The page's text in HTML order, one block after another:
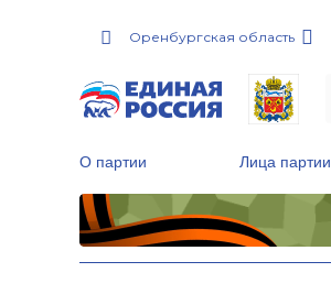
Оренбургская область
О партии Лица партии